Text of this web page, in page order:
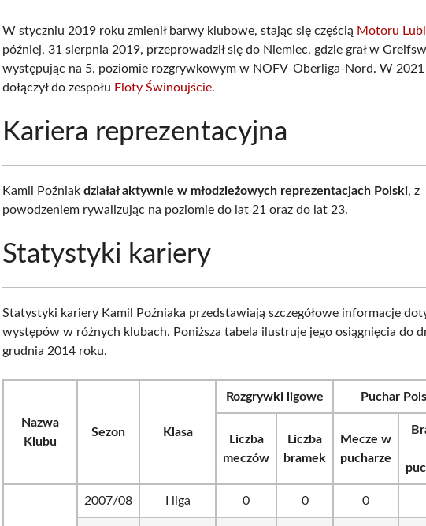
W styczniu 2019 roku zmienił barwy klubowe, stając się częścią Motoru
później, 31 sierpnia 2019, przeprowadził się do Niemiec, gdzie grał w
występując na 5. poziomie rozgrywkowym w NOFV-Oberliga-Nord. W
dołączył do zespołu Floty Świnoujście.
Kariera reprezentacyjna
Kamil Poźniak działał aktywnie w młodzieżowych reprezentacjach Polski, z
powodzeniem rywalizując na poziomie do lat 21 oraz do lat 23.
Statystyki kariery
Statystyki kariery Kamil Poźniaka przedstawiają szczegółowe informacje
występów w różnych klubach. Poniższa tabela ilustruje jego osiągnięcia do
grudnia 2014 roku.
Nazwa
Klubu
Sezon Klasa
Rozgrywki ligowe Puchar
Liczba
meczów
Liczba
bramek
Mecze w
pucharze
2007/08 I liga 0 0 0